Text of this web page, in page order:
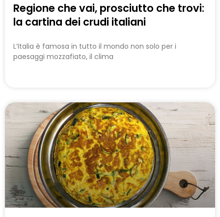
Regione che vai, prosciutto che trovi:
la cartina dei crudi italiani
L’Italia è famosa in tutto il mondo non solo per i
paesaggi mozzafiato, il clima